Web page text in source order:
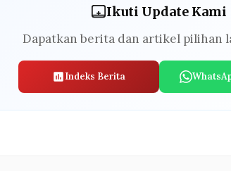
Ikuti Update Kami
Dapatkan berita dan artikel pilihan
Indeks Berita